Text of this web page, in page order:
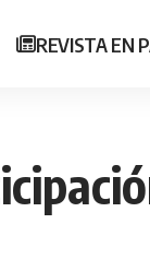
REVISTA EN